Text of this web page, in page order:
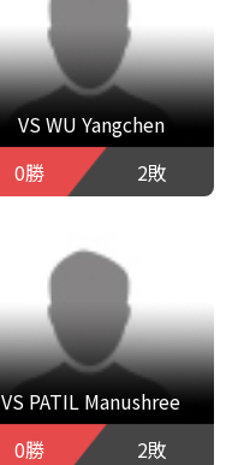
VS WU Yangchen
0勝
2敗
VS PATIL Manushree
0勝
2敗